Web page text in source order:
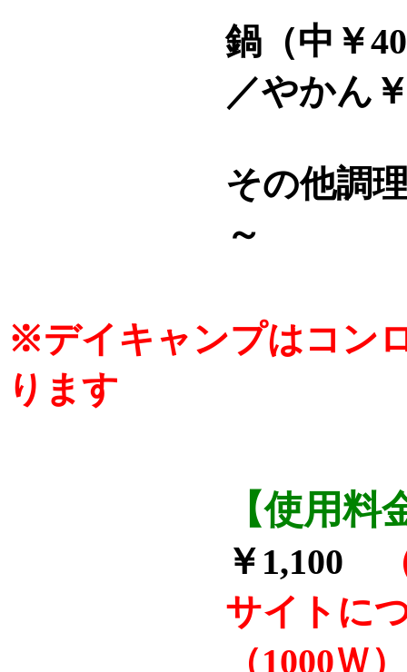
鍋（中￥
／やかん
その他調
～
※デイキャンプはコン
ります
【使用料
￥1,100
サイトに
（1000Ｗ